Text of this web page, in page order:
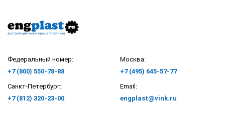
Федеральный номер:
+7 (800) 550-78-88
Москва:
+7 (495) 645-57-77
Санкт-Петербург:
+7 (812) 320-23-00
Email:
engplast@vink.ru